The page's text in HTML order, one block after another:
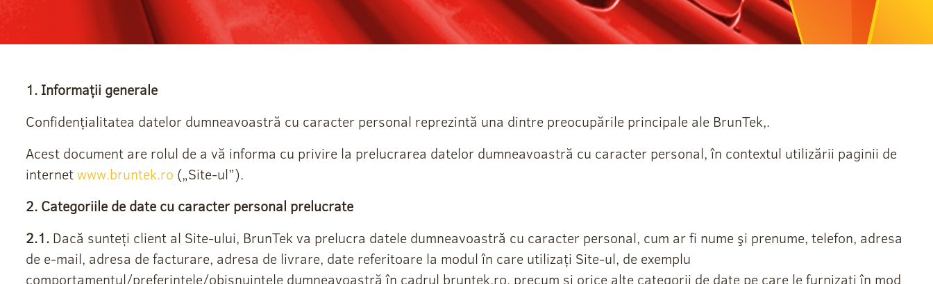
1. Informații generale
Confidențialitatea datelor dumneavoastră cu caracter personal reprezintă una dintre preocupările principale ale BrunTek,.
Acest document are rolul de a vă informa cu privire la prelucrarea datelor dumneavoastră cu caracter personal, în contextul utilizării paginii de
internet www.bruntek.ro („Site-ul”).
2. Categoriile de date cu caracter personal prelucrate
2.1. Dacă sunteți client al Site-ului, BrunTek va prelucra datele dumneavoastră cu caracter personal, cum ar fi nume şi prenume, telefon, adresa
de e-mail, adresa de facturare, adresa de livrare, date referitoare la modul în care utilizați Site-ul, de exemplu
comportamentul/preferinţele/obişnuințele dumneavoastră în cadrul bruntek.ro, precum și orice alte categorii de date pe care le furnizați în mod